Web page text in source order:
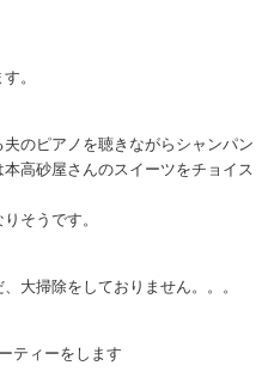
。
のピアノを聴きながらシャンパン
高砂屋さんのスイーツをチョイス
そうです。
大掃除をしておりません。。。
ティーをします